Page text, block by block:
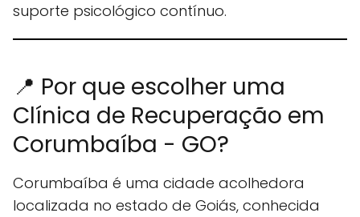
suporte psicológico contínuo.
📍 Por que escolher uma
Clínica de Recuperação em
Corumbaíba - GO?
Corumbaíba é uma cidade acolhedora
localizada no estado de Goiás, conhecida